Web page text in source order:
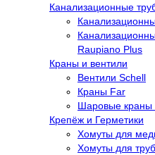
Канализационные
Raupiano Plus
Краны и вентили
Вентили Schell
Краны Far
Шаровые краны
Крепёж и Герметики
Хомуты для
Хомуты для труб